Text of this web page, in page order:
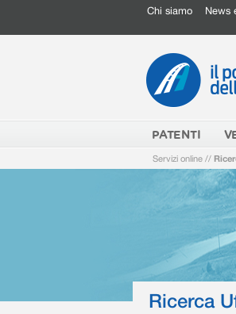
Chi siamo News
PATENTI
Servizi online //
Ricerca